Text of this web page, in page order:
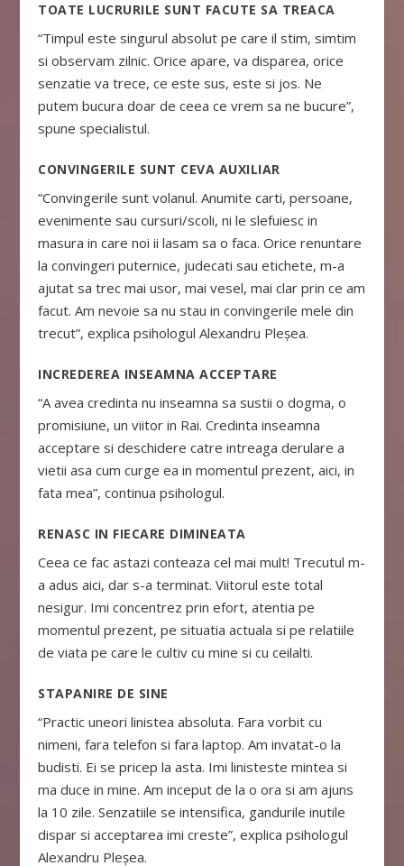
TOATE LUCRURILE SUNT FACUTE SA TREACA
“Timpul este singurul absolut pe care il stim, simtim
si observam zilnic. Orice apare, va disparea, orice
senzatie va trece, ce este sus, este si jos. Ne
putem bucura doar de ceea ce vrem sa ne bucure”,
spune specialistul.
CONVINGERILE SUNT CEVA AUXILIAR
“Convingerile sunt volanul. Anumite carti, persoane,
evenimente sau cursuri/scoli, ni le slefuiesc in
masura in care noi ii lasam sa o faca. Orice renuntare
la convingeri puternice, judecati sau etichete, m-a
ajutat sa trec mai usor, mai vesel, mai clar prin ce am
facut. Am nevoie sa nu stau in convingerile mele din
trecut”, explica psihologul Alexandru Pleșea.
INCREDEREA INSEAMNA ACCEPTARE
“A avea credinta nu inseamna sa sustii o dogma, o
promisiune, un viitor in Rai. Credinta inseamna
acceptare si deschidere catre intreaga derulare a
vietii asa cum curge ea in momentul prezent, aici, in
fata mea”, continua psihologul.
RENASC IN FIECARE DIMINEATA
Ceea ce fac astazi conteaza cel mai mult! Trecutul m-
a adus aici, dar s-a terminat. Viitorul este total
nesigur. Imi concentrez prin efort, atentia pe
momentul prezent, pe situatia actuala si pe relatiile
de viata pe care le cultiv cu mine si cu ceilalti.
STAPANIRE DE SINE
“Practic uneori linistea absoluta. Fara vorbit cu
nimeni, fara telefon si fara laptop. Am invatat-o la
budisti. Ei se pricep la asta. Imi linisteste mintea si
ma duce in mine. Am inceput de la o ora si am ajuns
la 10 zile. Senzatiile se intensifica, gandurile inutile
dispar si acceptarea imi creste”, explica psihologul
Alexandru Pleșea.